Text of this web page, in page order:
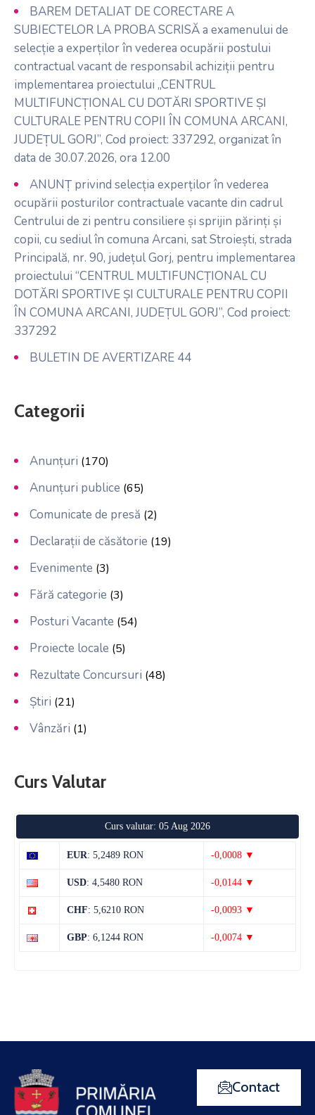
BAREM DETALIAT DE CORECTARE A
SUBIECTELOR LA PROBA SCRISĂ a examenului de
selecție a experților în vederea ocupării postului
contractual vacant de responsabil achiziții pentru
implementarea proiectului „CENTRUL
MULTIFUNCȚIONAL CU DOTĂRI SPORTIVE ȘI
CULTURALE PENTRU COPII ÎN COMUNA ARCANI,
JUDEȚUL GORJ”, Cod proiect: 337292, organizat în
data de 30.07.2026, ora 12.00
ANUNȚ privind selecția experților în vederea
ocupării posturilor contractuale vacante din cadrul
Centrului de zi pentru consiliere și sprijin părinți și
copii, cu sediul în comuna Arcani, sat Stroiești, strada
Principală, nr. 90, județul Gorj, pentru implementarea
proiectului “CENTRUL MULTIFUNCȚIONAL CU
DOTĂRI SPORTIVE ȘI CULTURALE PENTRU COPII
ÎN COMUNA ARCANI, JUDEȚUL GORJ”, Cod proiect:
337292
BULETIN DE AVERTIZARE 44
Categorii
Anunțuri (170)
Anunțuri publice (65)
Comunicate de presă (2)
Declarații de căsătorie (19)
Evenimente (3)
Fără categorie (3)
Posturi Vacante (54)
Proiecte locale (5)
Rezultate Concursuri (48)
Știri (21)
Vânzări (1)
Curs Valutar
Curs valutar: 05 Aug 2026
EUR: 5,2489 RON -0,0008 ▼
USD: 4,5480 RON -0,0144 ▼
CHF: 5,6210 RON -0,0093 ▼
GBP: 6,1244 RON -0,0074 ▼
Contact